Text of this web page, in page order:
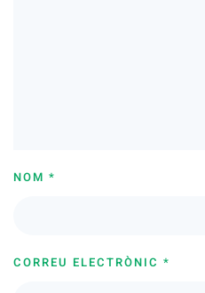
NOM *
CORREU ELECTRÒNIC *